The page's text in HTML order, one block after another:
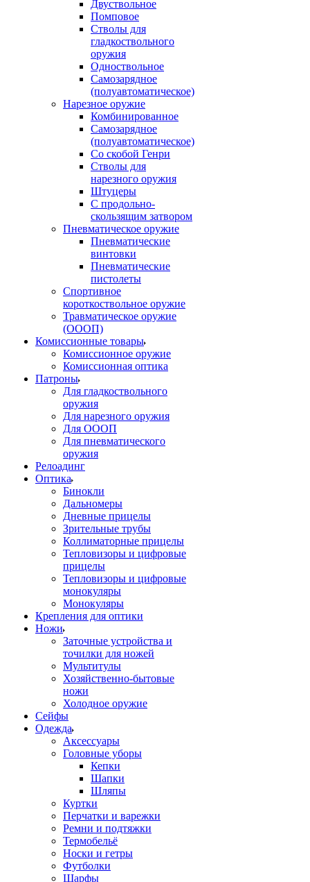
Двуствольное
Помповое
Стволы для
гладкоствольного
оружия
Одноствольное
Самозарядное
(полуавтоматическое)
Нарезное оружие
Комбинированное
Самозарядное
(полуавтоматическое)
Со скобой Генри
Стволы для
нарезного оружия
Штуцеры
С продольно-
скользящим затвором
Пневматическое оружие
Пневматические
винтовки
Пневматические
пистолеты
Спортивное
короткоствольное оружие
Травматическое оружие
(ОООП)
Комиссионные товары
Комиссионное оружие
Комиссионная оптика
Патроны
Для гладкоствольного
оружия
Для нарезного оружия
Для ОООП
Для пневматического
оружия
Релоадинг
Оптика
Бинокли
Дальномеры
Дневные прицелы
Зрительные трубы
Коллиматорные прицелы
Тепловизоры и цифровые
прицелы
Тепловизоры и цифровые
монокуляры
Монокуляры
Крепления для оптики
Ножи
Заточные устройства и
точилки для ножей
Мультитулы
Хозяйственно-бытовые
ножи
Холодное оружие
Сейфы
Одежда
Аксессуары
Головные уборы
Кепки
Шапки
Шляпы
Куртки
Перчатки и варежки
Ремни и подтяжки
Термобельё
Носки и гетры
Футболки
Шарфы